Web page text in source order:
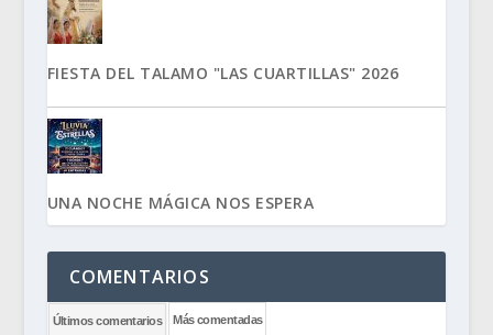
FIESTA DEL TALAMO "LAS CUARTILLAS" 2026
UNA NOCHE MÁGICA NOS ESPERA
COMENTARIOS
Últimos comentarios Más comentadas